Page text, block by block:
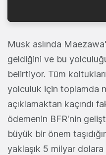
Musk aslında
geldiğini ve bu
belirtiyor. Tüm
yolculuk için toplamda
açıklamaktan kaçındı
ödemenin BFR'nin
büyük bir önem
yaklaşık 5 milyar dolara